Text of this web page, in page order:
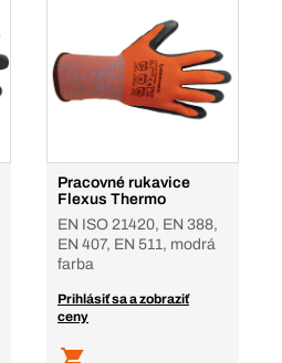
Pracovné rukavice
Flexus Thermo
EN ISO 21420, EN 388,
EN 407, EN 511, modrá
farba
Prihlásiť sa a zobraziť
ceny